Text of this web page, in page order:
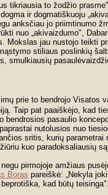
tikriausia to žodžio
ir dogmatiškuoju
anksčiau jo priimtinumo
nuo „akivaizdumo",
Mokslas jau nustojo teikti
stiliaus poslinkių
smulkiausių
prie to bendrojo Visatos
Taip pat paaiškėjo, kad
bendrosios pasaulio
nutolusios nuo
sritis, kurių parametrai
kuo paradoksaliausių
pirmojoje amžiaus
Boras pareiškė: „Nekyla
kad būtų teisinga".